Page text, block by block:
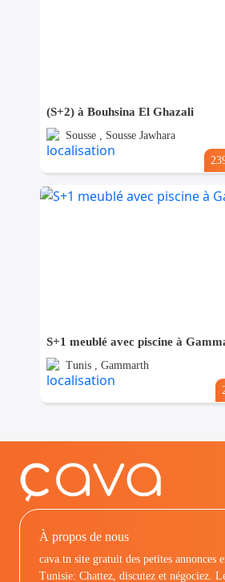
(S+2) à Bouhsina El Ghazali
Sousse , Sousse Jawhara
S+1 meublé avec piscine à
Tunis , Gammarth
À propos de nous
cava.tn site gratuit des petites annonces
Tunisie: Chattez, discutez et négociez.